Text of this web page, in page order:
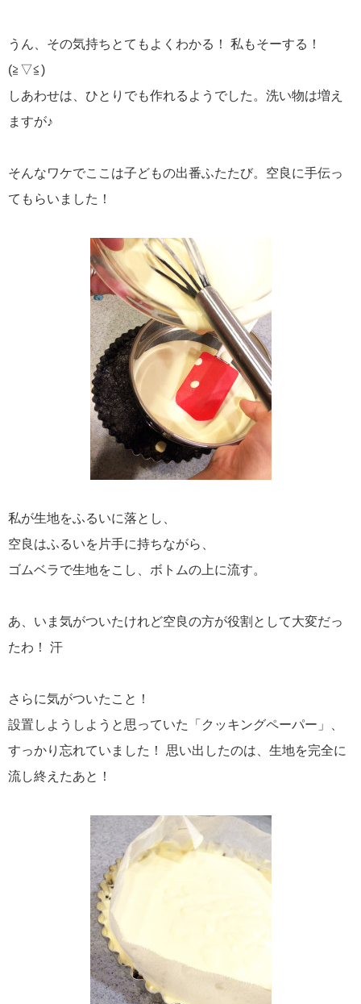
うん、その気持ちとてもよくわかる！ 私もそーする！
(≧▽≦)
しあわせは、ひとりでも作れるようでした。洗い物は増え
ますが♪
そんなワケでここは子どもの出番ふたたび。空良に手伝っ
てもらいました！
私が生地をふるいに落とし、
空良はふるいを片手に持ちながら、
ゴムベラで生地をこし、ボトムの上に流す。
あ、いま気がついたけれど空良の方が役割として大変だっ
たわ！ 汗
さらに気がついたこと！
設置しようしようと思っていた「クッキングペーパー」、
すっかり忘れていました！ 思い出したのは、生地を完全に
流し終えたあと！